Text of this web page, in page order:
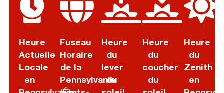
Heure
Actuelle
Locale
en
Fuseau
Horaire
de la
Pennsylvanie
Heure
du
lever
du
Heure
du
coucher
du
Heure
du
Zenith
en